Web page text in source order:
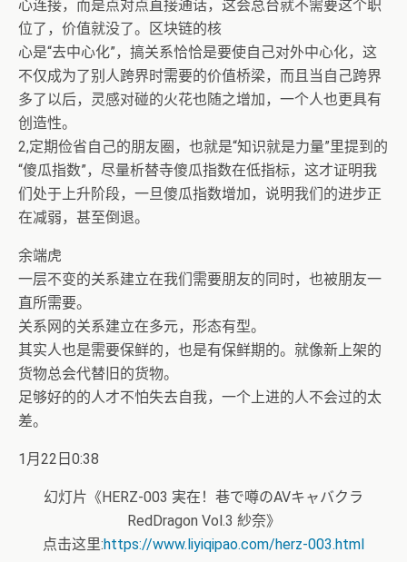
心连接，而是点对点直接通话，这会总台就不需要这个职
位了，价值就没了。区块链的核
心是“去中心化”，搞关系恰恰是要使自己对外中心化，这
不仅成为了别人跨界时需要的价值桥梁，而且当自己跨界
多了以后，灵感对碰的火花也随之增加，一个人也更具有
创造性。
2,定期俭省自己的朋友圈，也就是“知识就是力量”里提到的
“傻瓜指数”，尽量析替寺傻瓜指数在低指标，这才证明我
们处于上升阶段，一旦傻瓜指数增加，说明我们的进步正
在减弱，甚至倒退。
余端虎
一层不变的关系建立在我们需要朋友的同时，也被朋友一
直所需要。
关系网的关系建立在多元，形态有型。
其实人也是需要保鲜的，也是有保鲜期的。就像新上架的
货物总会代替旧的货物。
足够好的的人才不怕失去自我，一个上进的人不会过的太
差。
1月22日0:38
幻灯片《HERZ-003 実在！巷で噂のAVキャバクラ
RedDragon Vol.3 紗奈》
点击这里:https://www.liyiqipao.com/herz-003.html